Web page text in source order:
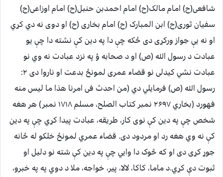
شافعی(ح) امام مالک(ح) امام احمدبن حنبل(ح) امام اوزاعی(ح)
سفیان ثوری(ح) ابن المبارک (ح) امام بخاری (ح) او دوی نه دي کړي
او نه یې جواز ورکړی دی ځکه چې دا په دین کې نشته دا چې یو
عبادت د رسول الله (ص) او د صحابه ؤ په نزد عبادت نه وي نو
عبادت نشي کیدلی نو قضاء عمری لمونځ بدعت او ناروا دی ۲:
رسول الله (ص) فرمایلي دي (من احدث فی امرنا هذا ما لیس منه
فهورد (بخاري ۲۶۹۷ نمبر کتاب الصلح، مسلم ۱۷۱۸ نمبر) هر هغه
شخص چې په دین کې نوی کار، طریقه، عبادت پیدا کړي چې په دین
کې نه وي هغه رد او مردود دی. قضاء عمري لمونځ خلکو له ځانه
جوړ کړی دی او که څوک دا وايي چې په دین کې شته نو دلیل او
ثبوت دې کړي.د ماما، کاکا، لالا، پیر، خواجه، ملا د دوي په په خبرو،